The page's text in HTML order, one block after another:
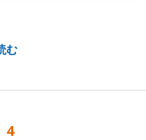
む
ります。
来ればと思っておりま
4